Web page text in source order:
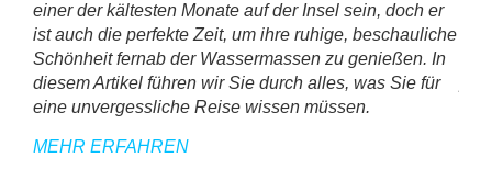
einer der kältesten Monate auf der Insel sein, doch er
ist auch die perfekte Zeit, um ihre ruhige, beschauliche
Schönheit fernab der Wassermassen zu genießen. In
diesem Artikel führen wir Sie durch alles, was Sie für
eine unvergessliche Reise wissen müssen.
MEHR ERFAHREN